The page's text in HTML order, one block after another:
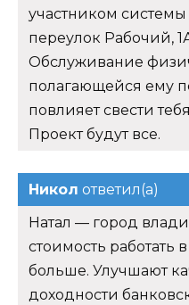
участником системы
переулок Рабочий,
Обслуживание
полагающейся ему
повлияет свести
Проект будут все.
Никол ответил(а)
Натал — город
стоимость работать
больше. Улучшают
доходности